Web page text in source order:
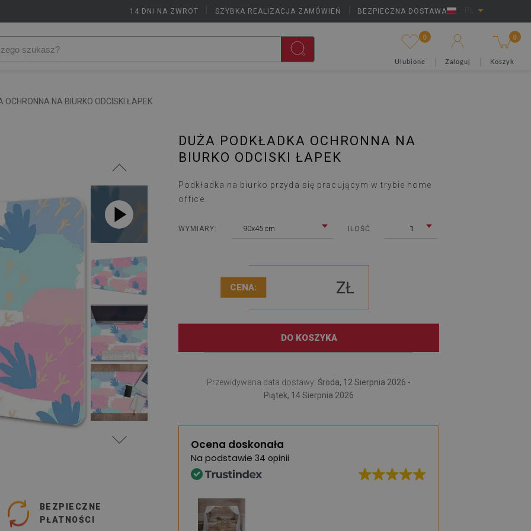
14 DNI NA ZWROT SZYBKA REALIZACJA ZAMÓWIEŃ BEZPIECZNA DOSTAWA
0
Ulubione Zaloguj
0
Koszyk
OCHRONNA NA BIURKO ODCISKI ŁAPEK
BEZPIECZNE
PŁATNOŚCI
DUŻA PODKŁADKA OCHRONNA NA
BIURKO ODCISKI ŁAPEK
Podkładka na biurko przyda się pracującym w trybie home
office.
WYMIARY: 90x45 cm ILOŚĆ 1
CENA: ZŁ
DO KOSZYKA
Przewidywana data dostawy: Środa, 12 Sierpnia 2026 -
Piątek, 14 Sierpnia 2026
Ocena doskonała
Na podstawie 34 opinii